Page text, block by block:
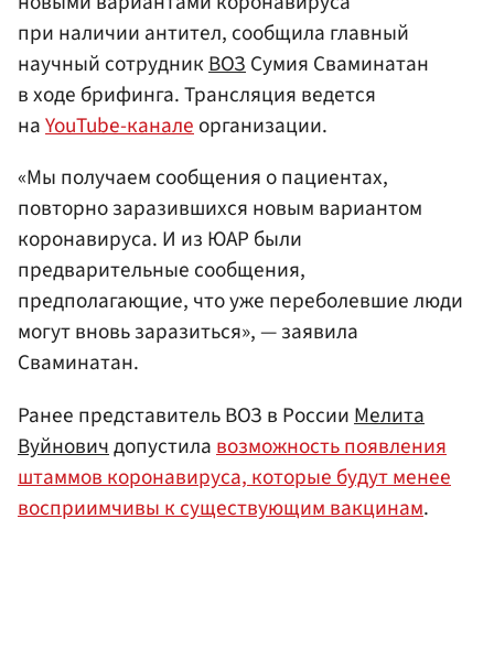
при наличии антител, сообщила главный
научный сотрудникВОЗСумия Сваминатан
в ходе брифинга. Трансляция ведется
наYouTube-каналеорганизации.
«Мы получаем сообщения о пациентах,
повторно заразившихся новым вариантом
коронавируса. И из ЮАР были
предварительные сообщения,
предполагающие, что уже переболевшие люди
могут вновь заразиться», — заявила
Сваминатан.
Ранее представитель ВОЗ в России Мелита
Вуйновичдопустила возможность появления
штаммов коронавируса, которые будут менее
восприимчивы к существующим вакцинам.